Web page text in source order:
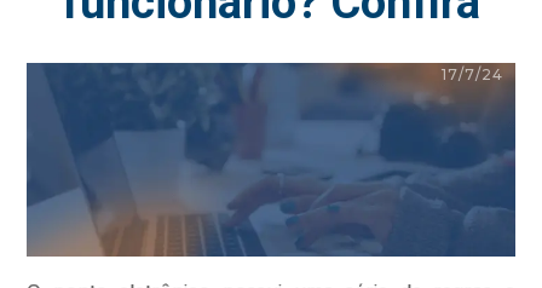
17/7/24